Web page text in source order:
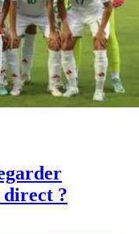
direct ?